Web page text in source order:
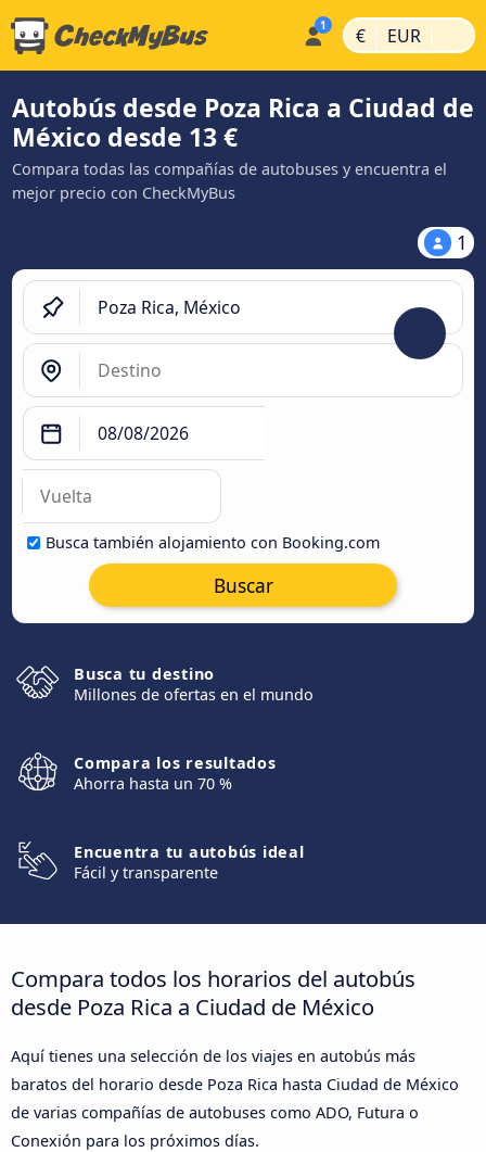
€ | EUR |
Autobús desde Poza Rica a Ciudad de
México desde 13 €
Compara todas las compañías de autobuses y encuentra el
mejor precio con CheckMyBus
1
Busca también alojamiento con Booking.com
Buscar
Busca tu destino
Millones de ofertas en el mundo
Compara los resultados
Ahorra hasta un 70 %
Encuentra tu autobús ideal
Fácil y transparente
Compara todos los horarios del autobús
desde Poza Rica a Ciudad de México
Aquí tienes una selección de los viajes en autobús más
baratos del horario desde Poza Rica hasta Ciudad de México
de varias compañías de autobuses como ADO, Futura o
Conexión para los próximos días.